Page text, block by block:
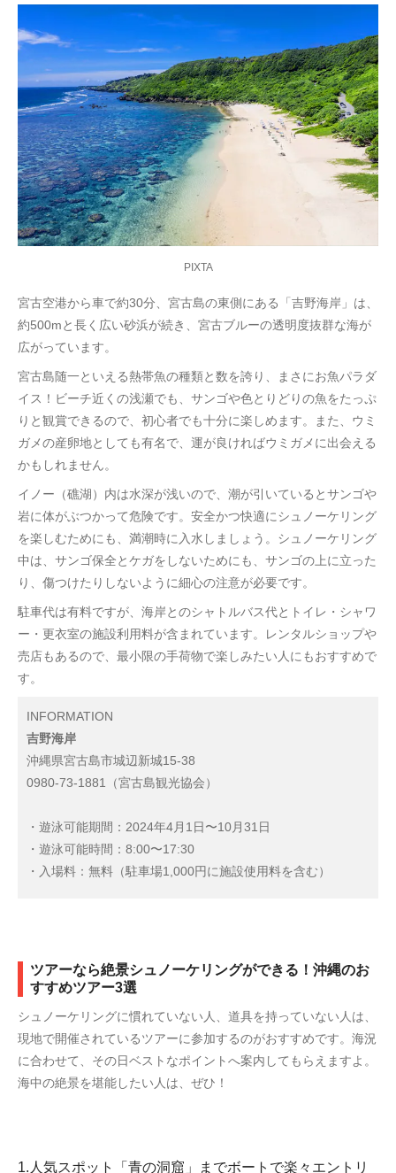
PIXTA
宮古空港から車で約30分、宮古島の東側にある「吉野海岸」は、
約500mと長く広い砂浜が続き、宮古ブルーの透明度抜群な海が
広がっています。
宮古島随一といえる熱帯魚の種類と数を誇り、まさにお魚パラダ
イス！ビーチ近くの浅瀬でも、サンゴや色とりどりの魚をたっぷ
りと観賞できるので、初心者でも十分に楽しめます。また、ウミ
ガメの産卵地としても有名で、運が良ければウミガメに出会える
かもしれません。
イノー（礁湖）内は水深が浅いので、潮が引いているとサンゴや
岩に体がぶつかって危険です。安全かつ快適にシュノーケリング
を楽しむためにも、満潮時に入水しましょう。シュノーケリング
中は、サンゴ保全とケガをしないためにも、サンゴの上に立った
り、傷つけたりしないように細心の注意が必要です。
駐車代は有料ですが、海岸とのシャトルバス代とトイレ・シャワ
ー・更衣室の施設利用料が含まれています。レンタルショップや
売店もあるので、最小限の手荷物で楽しみたい人にもおすすめで
す。
INFORMATION
吉野海岸
沖縄県宮古島市城辺新城15-38
0980-73-1881（宮古島観光協会）
・遊泳可能期間：2024年4月1日〜10月31日
・遊泳可能時間：8:00〜17:30
・入場料：無料（駐車場1,000円に施設使用料を含む）
ツアーなら絶景シュノーケリングができる！沖縄のお
すすめツアー3選
シュノーケリングに慣れていない人、道具を持っていない人は、
現地で開催されているツアーに参加するのがおすすめです。海況
に合わせて、その日ベストなポイントへ案内してもらえますよ。
海中の絶景を堪能したい人は、ぜひ！
1.人気スポット「青の洞窟」までボートで楽々エントリ